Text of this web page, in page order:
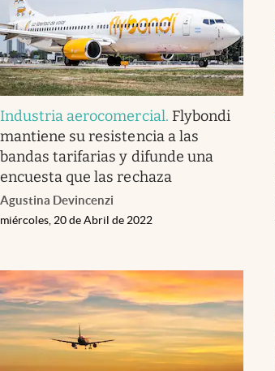
Industria aerocomercial. Flybondi
mantiene su resistencia a las
bandas tarifarias y difunde una
encuesta que las rechaza
Agustina Devincenzi
miércoles, 20 de Abril de 2022